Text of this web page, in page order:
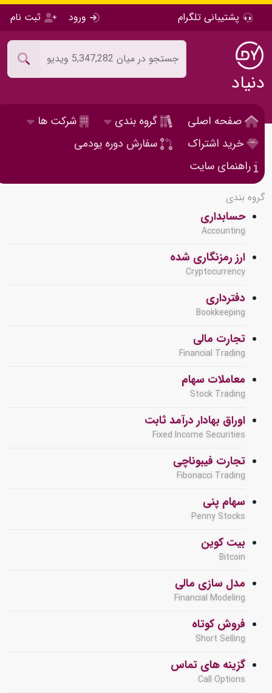
پشتیبانی تلگرام ورود ثبت نام
دنیاد
صفحه اصلی گروه بندی
شرکت ها
خرید اشتراک
سفارش دوره یودمی
راهنمای سایت
گروه بندی
حسابداری
Accounting
ارز رمزنگاری شده
Cryptocurrency
دفترداری
Bookkeeping
تجارت مالی
Financial Trading
معاملات سهام
Stock Trading
اوراق بهادار درآمد ثابت
Fixed Income Securities
تجارت فیبوناچی
Fibonacci Trading
سهام پنی
Penny Stocks
بیت کوین
Bitcoin
مدل سازی مالی
Financial Modeling
فروش کوتاه
Short Selling
گزینه های تماس
Call Options